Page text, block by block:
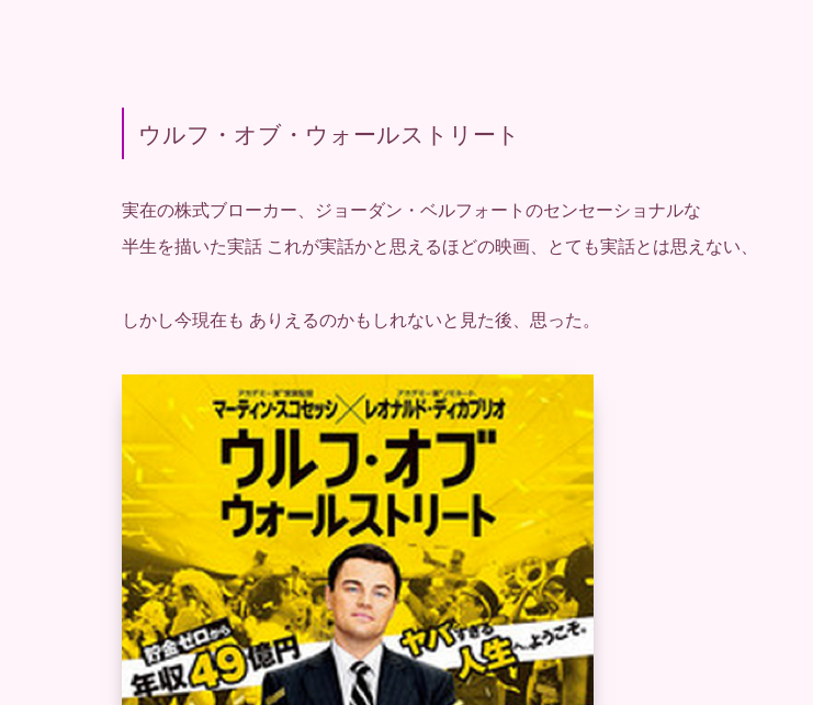
ウルフ・オブ・ウォールストリート
実在の株式ブローカー、ジョーダン・ベルフォートのセンセーショナルな
半生を描いた実話 これが実話かと思えるほどの映画、とても実話とは思えない、
しかし今現在も ありえるのかもしれないと見た後、思った。